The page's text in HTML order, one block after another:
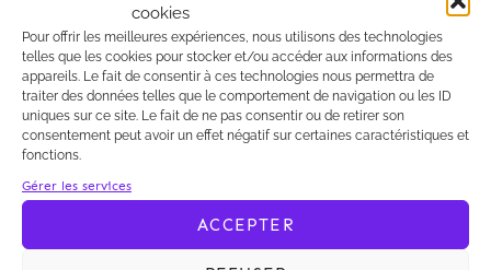
cookies
Pour offrir les meilleures expériences, nous utilisons des technologies
telles que les cookies pour stocker et/ou accéder aux informations des
appareils. Le fait de consentir à ces technologies nous permettra de
traiter des données telles que le comportement de navigation ou les ID
uniques sur ce site. Le fait de ne pas consentir ou de retirer son
consentement peut avoir un effet négatif sur certaines caractéristiques et
fonctions.
Gérer les services
ACCEPTER
Les consultations publiques
sur le certificat de projet ont